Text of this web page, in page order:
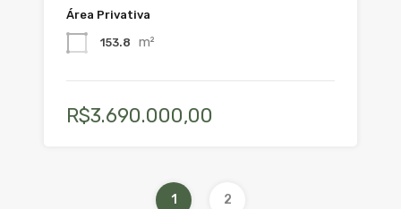
Área Privativa
153.8 m²
R$3.690.000,00
1 2